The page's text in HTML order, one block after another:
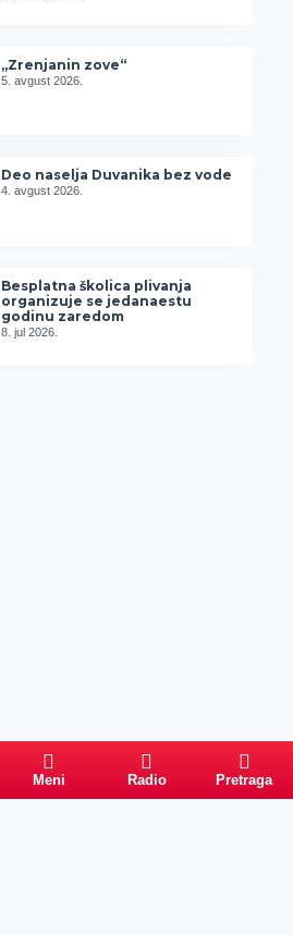
„Zrenjanin zove“
5. avgust 2026.
Deo naselja Duvanika bez vode
4. avgust 2026.
Besplatna školica plivanja
organizuje se jedanaestu
godinu zaredom
8. jul 2026.
Meni Radio Pretraga